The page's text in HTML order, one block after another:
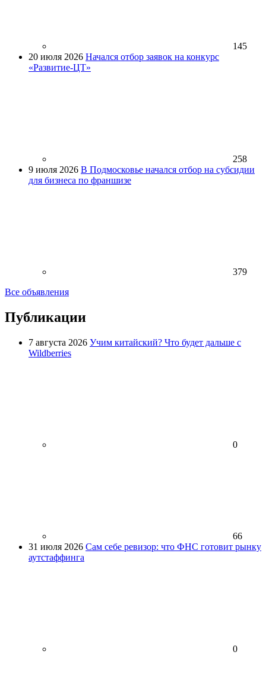
145
20 июля 2026 Начался отбор заявок на конкурс
«Развитие-ЦТ»
258
9 июля 2026 В Подмосковье начался отбор на субсидии
для бизнеса по франшизе
379
Все объявления
Публикации
7 августа 2026 Учим китайский? Что будет дальше с
Wildberries
0
66
31 июля 2026 Сам себе ревизор: что ФНС готовит рынку
аутстаффинга
0